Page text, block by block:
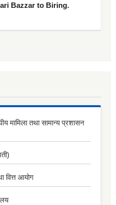
Bazzar to Biring.
मामिला तथा सामान्य प्रशासन
वित्त आयोग